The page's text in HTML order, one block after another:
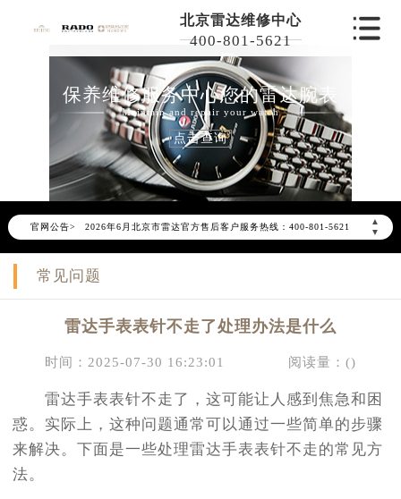
北京雷达维修中心
400-801-5621
保养维修服务中心您的雷达腕表
Maintain and repair your watch
点击查询
官网公告>
▲
▼
2026年6月雷达北京市售后服务网络优化升级公告
2026年6月北京市雷达官方售后客户服务热线：400-801-5621
2026年6月雷达售后服务中心最新网点地址：
常见问题
雷达手表表针不走了处理办法是什么
时间：2025-07-30 16:23:01 阅读量：()
雷达手表表针不走了，这可能让人感到焦急和困
惑。实际上，这种问题通常可以通过一些简单的步骤
来解决。下面是一些处理雷达手表表针不走的常见方
法。